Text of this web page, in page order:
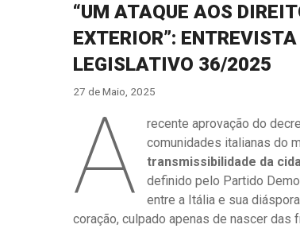
“UM ATAQUE AOS
EXTERIOR”:
LEGISLATIVO 36/2025
27 de Maio, 2025
A
recente aprovação do
comunidades italianas do
transmissibilidade da
definido pelo Partido
entre a Itália e sua
coração, culpado apenas de nascer das